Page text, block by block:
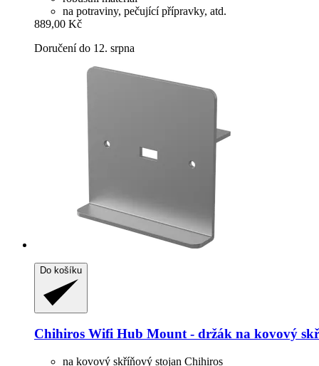
na potraviny, pečující přípravky, atd.
889,00 Kč
Doručení do 12. srpna
Do košíku
Chihiros Wifi Hub Mount -​ držák na kovový
na kovový skříňový stojan Chihiros